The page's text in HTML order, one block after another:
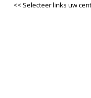
<< Selecteer links uw